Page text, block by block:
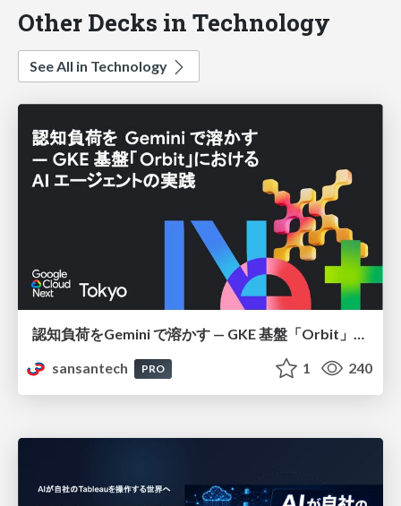
Other Decks in Technology
See All in Technology
sansantech
PRO 1 240